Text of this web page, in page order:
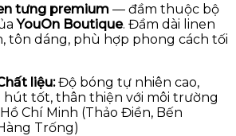
tưng premium — đầm thuộc bộ
YouOn Boutique. Đầm dài linen
tôn dáng, phù hợp phong cách tối
liệu:Độ bóng tự nhiên cao,
tốt, thân thiện với môi trường
Chí Minh (Thảo Điền, Bến
Trống)